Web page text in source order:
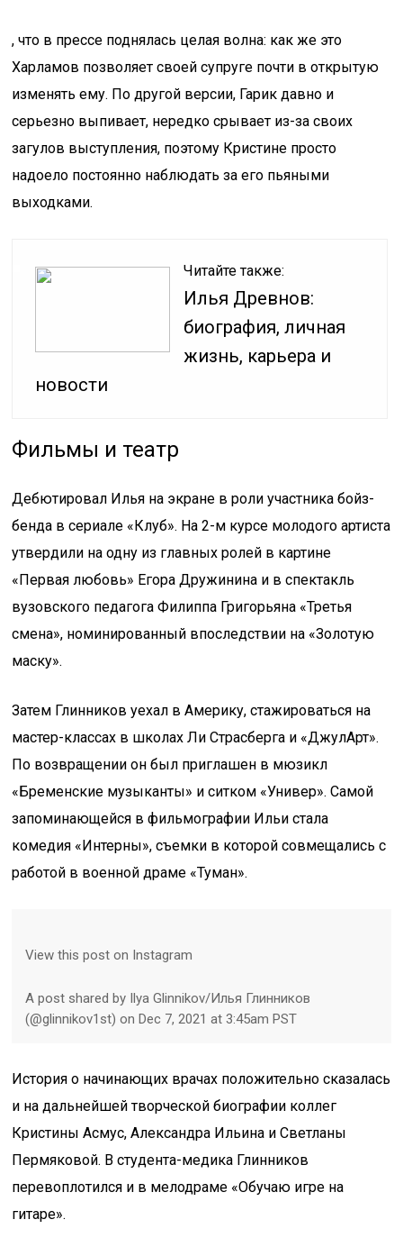
, что в прессе поднялась целая волна: как же это
Харламов позволяет своей супруге почти в открытую
изменять ему. По другой версии, Гарик давно и
серьезно выпивает, нередко срывает из-за своих
загулов выступления, поэтому Кристине просто
надоело постоянно наблюдать за его пьяными
выходками.
Читайте также:
Илья Древнов:
биография, личная
жизнь, карьера и
новости
Фильмы и театр
Дебютировал Илья на экране в роли участника бойз-
бенда в сериале «Клуб». На 2-м курсе молодого артиста
утвердили на одну из главных ролей в картине
«Первая любовь» Егора Дружинина и в спектакль
вузовского педагога Филиппа Григорьяна «Третья
смена», номинированный впоследствии на «Золотую
маску».
Затем Глинников уехал в Америку, стажироваться на
мастер-классах в школах Ли Страсберга и «ДжулАрт».
По возвращении он был приглашен в мюзикл
«Бременские музыканты» и ситком «Универ». Самой
запоминающейся в фильмографии Ильи стала
комедия «Интерны», съемки в которой совмещались с
работой в военной драме «Туман».
View this post on Instagram
A post shared by Ilya Glinnikov/Илья Глинников
(@glinnikov1st) on Dec 7, 2021 at 3:45am PST
История о начинающих врачах положительно сказалась
и на дальнейшей творческой биографии коллег
Кристины Асмус, Александра Ильина и Светланы
Пермяковой. В студента-медика Глинников
перевоплотился и в мелодраме «Обучаю игре на
гитаре».